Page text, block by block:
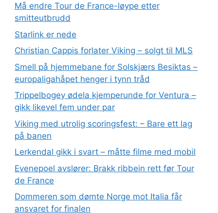
Må endre Tour de France-løype etter
smitteutbrudd
Starlink er nede
Christian Cappis forlater Viking – solgt til MLS
Smell på hjemmebane for Solskjærs Besiktas –
europaligahåpet henger i tynn tråd
Trippelbogey ødela kjemperunde for Ventura –
gikk likevel fem under par
Viking med utrolig scoringsfest: – Bare ett lag
på banen
Lerkendal gikk i svart – måtte filme med mobil
Evenepoel avslører: Brakk ribbein rett før Tour
de France
Dommeren som dømte Norge mot Italia får
ansvaret for finalen